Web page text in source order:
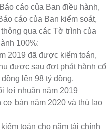
cáo của Ban điều hành,
cáo của Ban kiểm soát,
qua các Tờ trình của
100%:
2019 đã được kiểm toán,
được sau đợt phát hành cổ
lên 98 tỷ đồng.
lợi nhuận năm 2019
cơ bản năm 2020 và thù lao
toán cho năm tài chính